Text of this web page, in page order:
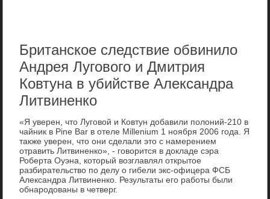
Британское следствие обвинило
Андрея Лугового и Дмитрия
Ковтуна в убийстве Александра
Литвиненко
«Я уверен, что Луговой и Ковтун добавили полоний-210 в
чайник в Pine Bar в отеле Millenium 1 ноября 2006 года. Я
также уверен, что они сделали это с намерением
отравить Литвиненко», - говорится в докладе сэра
Роберта Оуэна, который возглавлял открытое
разбирательство по делу о гибели экс-офицера ФСБ
Александра Литвиненко. Результаты его работы были
обнародованы в четверг.